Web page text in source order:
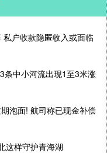
户收款隐匿收入或面临
条中小河流出现1至3米涨
泡面! 航司称已现金补偿
这样守护青海湖